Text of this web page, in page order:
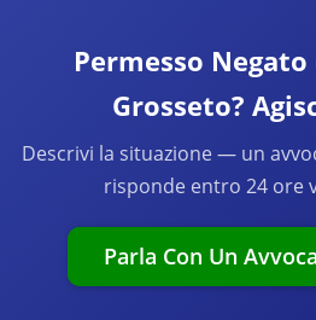
Permesso Negato
Grosseto?
Descrivi la situazione — un
risponde entro 24 ore
Parla Con Un